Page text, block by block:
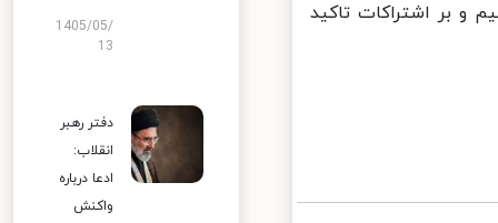
بر اشتراکات تاکید
1405/05/
13
دفتر رهبر
انقلاب:
ادعا درباره
واکنش